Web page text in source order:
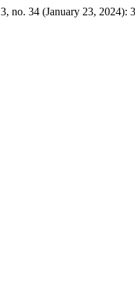
3, no. 34 (January 23, 2024):